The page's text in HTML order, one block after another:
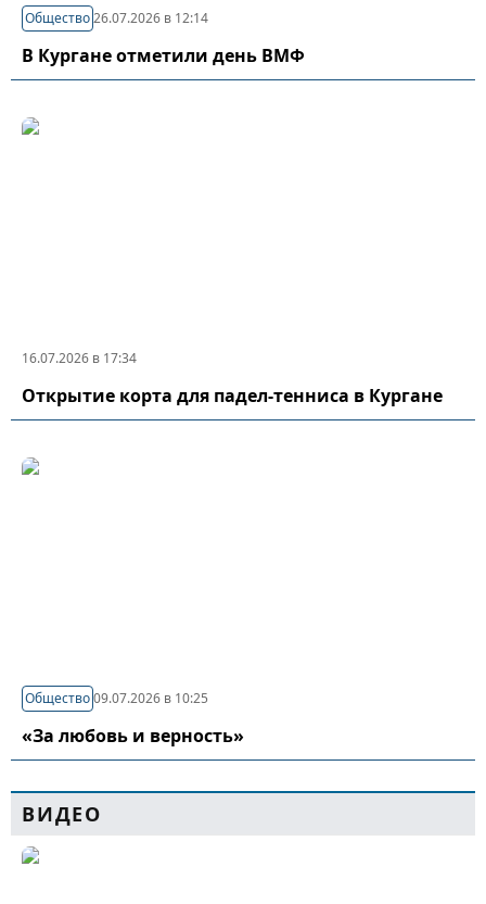
Общество26.07.2026 в 12:14
В Кургане отметили день ВМФ
16.07.2026 в 17:34
Открытие корта для падел-тенниса в Кургане
Общество09.07.2026 в 10:25
«За любовь и верность»
ВИДЕО